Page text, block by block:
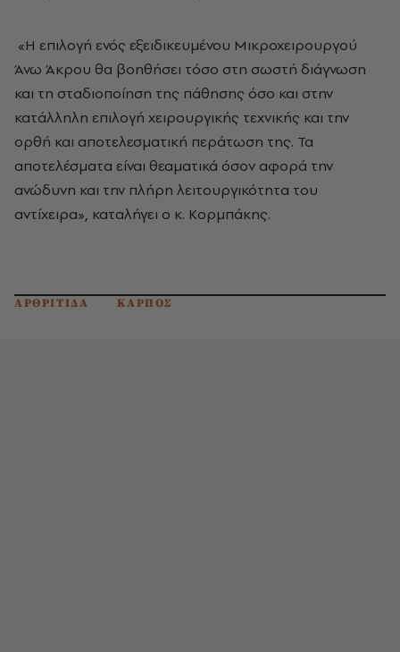
«Η επιλογή ενός εξειδικευμένου Μικροχειρουργού
Άνω Άκρου θα βοηθήσει τόσο στη σωστή διάγνωση
και τη σταδιοποίηση της πάθησης όσο και στην
κατάλληλη επιλογή χειρουργικής τεχνικής και την
ορθή και αποτελεσματική περάτωση της. Τα
αποτελέσματα είναι θεαματικά όσον αφορά την
ανώδυνη και την πλήρη λειτουργικότητα του
αντίχειρα», καταλήγει ο κ. Κορμπάκης.
ΑΡΘΡΙΤΙΔΑ ΚΑΡΠΟΣ